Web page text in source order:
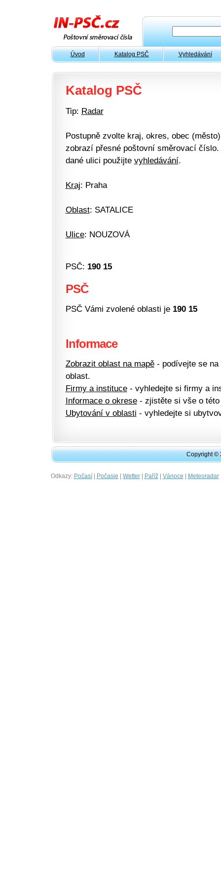
Úvod Katalog PSČ Vyhledávání
Katalog PSČ
Tip: Radar
Postupně zvolte kraj, okres, obec
zobrazí přesné poštovní směrovací
dané ulici použijte vyhledávání.
Kraj: Praha
Oblast: SATALICE
Ulice: NOUZOVÁ
PSČ: 190 15
PSČ
PSČ Vámi zvolené oblasti je 190 15
Informace
Zobrazit oblast na mapě- podívejte se na
oblast.
Firmy a instituce- vyhledejte si firmy a
Informace o okrese- zjistěte si vše o této
Ubytování v oblasti - vyhledejte si
Copyright ©
Odkazy: Počasí| Počasie | Wetter| Paříž| Vánoce | Meteoradar